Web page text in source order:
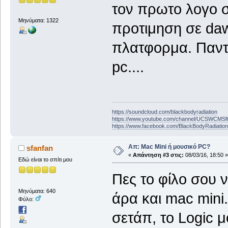
Μηνύματα: 1322
τον πρωτο λογο
προτιμηση σε
πλατφορμα.
pc....
https://soundcloud.com/blackbodyradiation
https://www.youtube.com/channel/
https://www.facebook.com/
sfanfan
Εδώ είναι το σπίτι μου
Μηνύματα: 640
Φύλο:
Απ: Mac Mini ή μουσικό PC?
« Απάντηση #3 στις: 08/03/16, 18:50 »
Πες το φίλο σου
άρα και mac
σετάπ, το Logic